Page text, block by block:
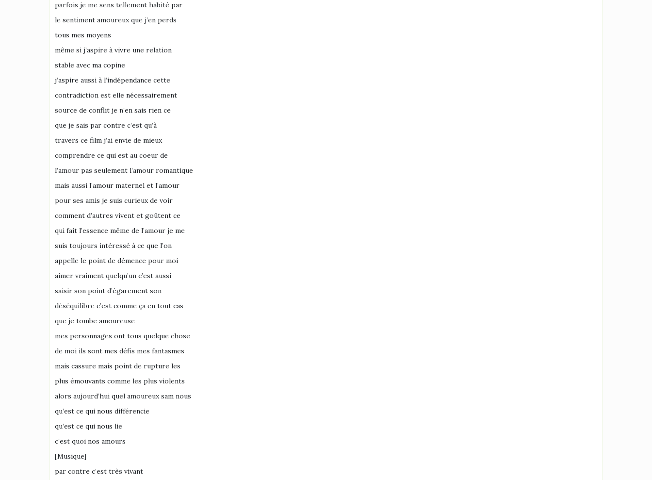
parfois je me sens tellement habité par
le sentiment amoureux que j’en perds
tous mes moyens
même si j’aspire à vivre une relation
stable avec ma copine
j’aspire aussi à l’indépendance cette
contradiction est elle nécessairement
source de conflit je n’en sais rien ce
que je sais par contre c’est qu’à
travers ce film j’ai envie de mieux
comprendre ce qui est au coeur de
l’amour pas seulement l’amour romantique
mais aussi l’amour maternel et l’amour
pour ses amis je suis curieux de voir
comment d’autres vivent et goûtent ce
qui fait l’essence même de l’amour je me
suis toujours intéressé à ce que l’on
appelle le point de démence pour moi
aimer vraiment quelqu’un c’est aussi
saisir son point d’égarement son
déséquilibre c’est comme ça en tout cas
que je tombe amoureuse
mes personnages ont tous quelque chose
de moi ils sont mes défis mes fantasmes
mais cassure mais point de rupture les
plus émouvants comme les plus violents
alors aujourd’hui quel amoureux sam nous
qu’est ce qui nous différencie
qu’est ce qui nous lie
c’est quoi nos amours
[Musique]
par contre c’est très vivant